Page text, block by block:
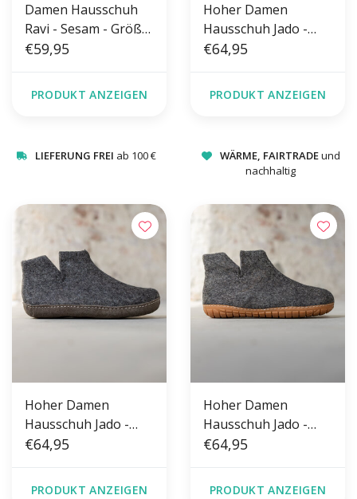
Damen Hausschuh
Ravi - Sesam - Größe
36-41 - Harte Sohle
€59,95
PRODUKT ANZEIGEN
Hoher Damen
Hausschuh Jado -
Hellgrau - Größe 36-
€64,95
PRODUKT ANZEIGEN
LIEFERUNG FREI ab 100 € WÄRME, FAIRTRADEund
nachhaltig
Hoher Damen
Hausschuh Jado -
Dunkelgrau - Größe
€64,95
PRODUKT ANZEIGEN
Hoher Damen
Hausschuh Jado -
Dunkelgrau - Größe
€64,95
PRODUKT ANZEIGEN